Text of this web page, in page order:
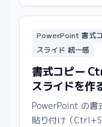
PowerPoint 書式
スライド 統一感
書式コピー
スライドを作
PowerPoint の
貼り付け（